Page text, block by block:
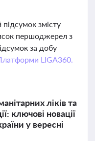
змісту
першоджерел з
за добу
LIGA360.
ліків та
ключові новації
у вересні